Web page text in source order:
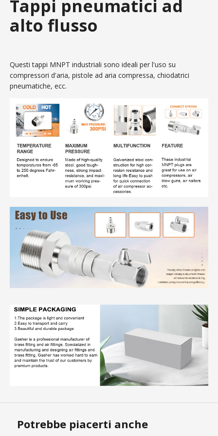
Tappi pneumatici ad
alto flusso
Questi tappi MNPT industriali sono ideali per l'uso su
compressori d'aria, pistole ad aria compressa, chiodatrici
pneumatiche, ecc.
Potrebbe piacerti anche